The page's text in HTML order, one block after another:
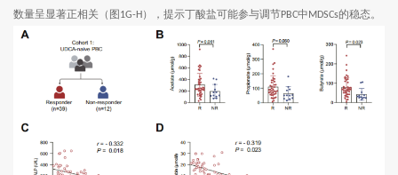
数量呈显著正相关（图 1G-H ），提示丁酸盐可能参与调节PBC中 MDSCs的稳态。